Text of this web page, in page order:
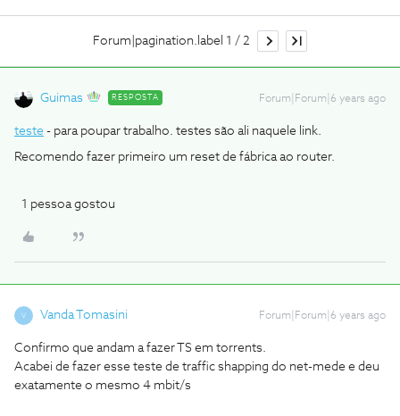
Forum|pagination.label 1 / 2
Guimas RESPOSTA Forum|Forum|6 years ago
teste - para poupar trabalho. testes são ali naquele link.
Recomendo fazer primeiro um reset de fábrica ao router.
1 pessoa gostou
V Vanda Tomasini Forum|Forum|6 years ago
Confirmo que andam a fazer TS em torrents.
Acabei de fazer esse teste de traffic shapping do net-mede e deu
exatamente o mesmo 4 mbit/s